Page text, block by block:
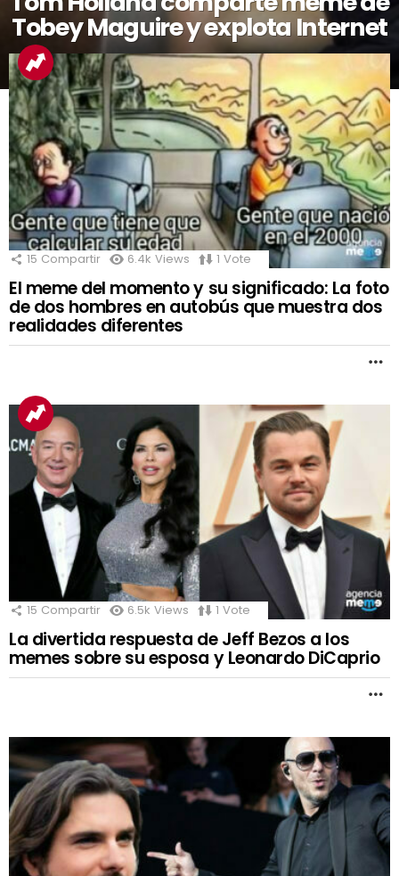
Tobey Maguire y explota Internet
15 Compartir 6.4k Views 1 Vote
El meme del momento y su significado: La foto
de dos hombres en autobús que muestra dos
realidades diferentes
15 Compartir 6.5k Views 1 Vote
La divertida respuesta de Jeff Bezos a los
memes sobre su esposa y Leonardo DiCaprio